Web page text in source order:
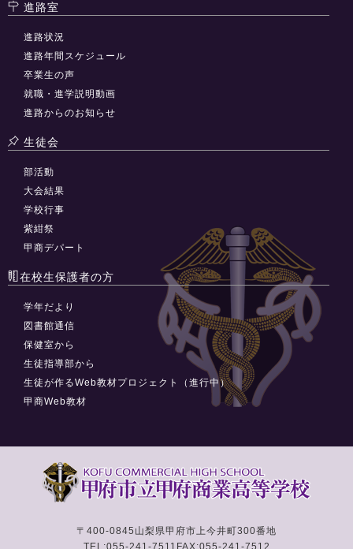
進路室
進路状況
進路年間スケジュール
卒業生の声
就職・進学説明動画
進路からのお知らせ
生徒会
部活動
大会結果
学校行事
紫紺祭
甲商デパート
在校生保護者の方
学年だより
図書館通信
保健室から
生徒指導部から
生徒が作るWeb教材プロジェクト（進行中）
甲商Web教材
〒400-0845 山梨県甲府市上今井町300番地
TEL:055-241-7511 FAX:055-241-7512